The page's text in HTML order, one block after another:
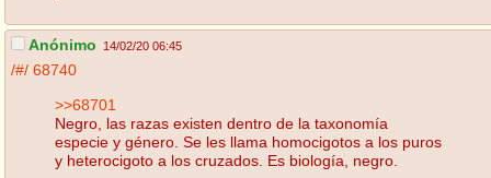
Anónimo 14/02/20 06:45
/#/ 68740
>>68701
Negro, las razas existen dentro de la taxonomía
especie y género. Se les llama homocigotos a los puros
y heterocigoto a los cruzados. Es biología, negro.